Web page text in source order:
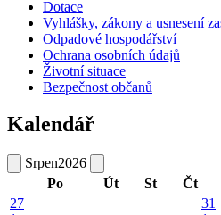
Dotace
Vyhlášky, zákony a usnesení
Odpadové hospodářství
Ochrana osobních údajů
Životní situace
Bezpečnost občanů
Kalendář
Srpen2026
Po
Út St Čt
27
31